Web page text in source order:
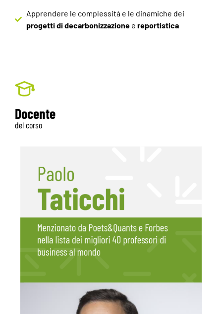
Apprendere le complessità e le dinamiche dei
progetti di decarbonizzazione e reportistica
Docente
del corso